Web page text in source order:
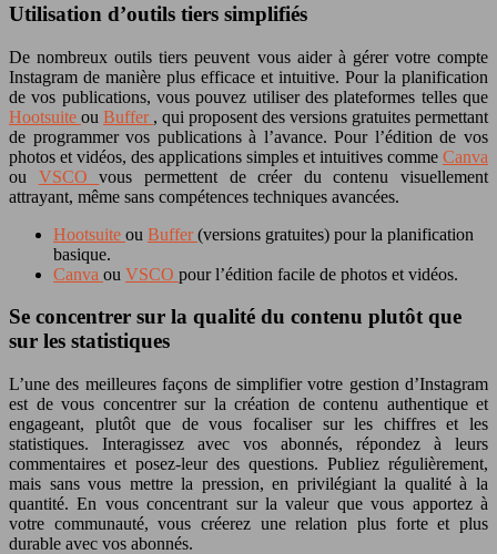
Utilisation d’outils tiers simplifiés
De nombreux outils tiers peuvent vous aider à gérer votre compte
Instagram de manière plus efficace et intuitive. Pour la planification
de vos publications, vous pouvez utiliser des plateformes telles que
Hootsuite ou Buffer , qui proposent des versions gratuites permettant
de programmer vos publications à l’avance. Pour l’édition de vos
photos et vidéos, des applications simples et intuitives comme Canva
ou VSCOvous permettent de créer du contenu visuellement
attrayant, même sans compétences techniques avancées.
Hootsuite ou Buffer (versions gratuites) pour la planification
basique.
Canva ou VSCO pour l’édition facile de photos et vidéos.
Se concentrer sur la qualité du contenu plutôt que
sur les statistiques
L’une des meilleures façons de simplifier votre gestion d’Instagram
est de vous concentrer sur la création de contenu authentique et
engageant, plutôt que de vous focaliser sur les chiffres et les
statistiques. Interagissez avec vos abonnés, répondez à leurs
commentaires et posez-leur des questions. Publiez régulièrement,
mais sans vous mettre la pression, en privilégiant la qualité à la
quantité. En vous concentrant sur la valeur que vous apportez à
votre communauté, vous créerez une relation plus forte et plus
durable avec vos abonnés.